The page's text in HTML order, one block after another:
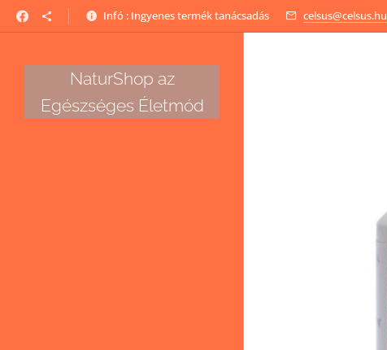
Infó : Ingyenes termék tanácsadás celsus@celsus.hu
NaturShop az
Egészséges Életmód